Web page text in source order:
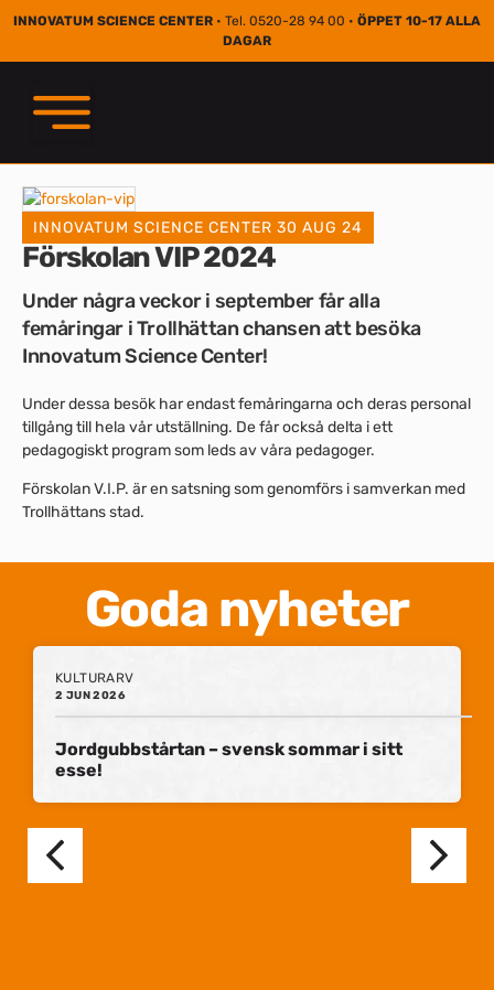
INNOVATUM SCIENCE CENTER • Tel. 0520-28 94 00 • ÖPPET 10-17 ALLA
DAGAR
INNOVATUM SCIENCE CENTER 30 AUG 24
Förskolan VIP 2024
Under några veckor i september får alla
femåringar i Trollhättan chansen att besöka
Innovatum Science Center!
Under dessa besök har endast femåringarna och deras personal
tillgång till hela vår utställning. De får också delta i ett
pedagogiskt program som leds av våra pedagoger.
Förskolan V.I.P. är en satsning som genomförs i samverkan med
Trollhättans stad.
Goda nyheter
KULTURARV
2 JUN 2026
Jordgubbstårtan – svensk sommar i sitt
esse!